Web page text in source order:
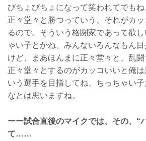
びちょびちょになって笑われてでも
正々堂々と勝つっていう、それがカ
るので。そういう格闘家であって欲
ゃい子とかね、みんないろんなもん
けど、まあほんまに正々堂々と、乱
正々堂々とするのがカッコいいと俺
いう選手を目指してね、ちっちゃい
なとは思いますね。
ーー試合直後のマイクでは、その、“
て……